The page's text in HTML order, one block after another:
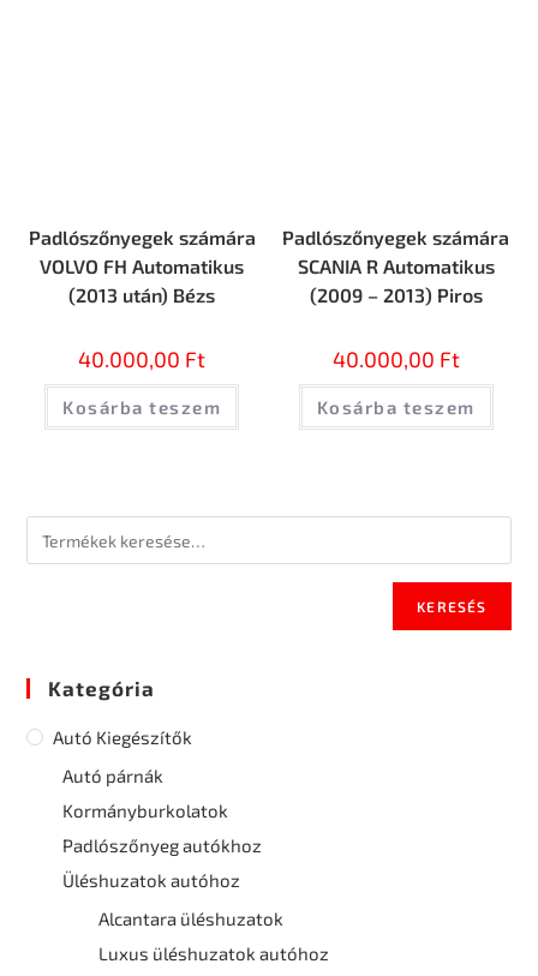
Padlószőnyegek számára
VOLVO FH Automatikus
(2013 után) Bézs
40.000,00 Ft
Kosárba teszem
Padlószőnyegek számára
SCANIA R Automatikus
(2009 – 2013) Piros
40.000,00 Ft
Kosárba teszem
KERESÉS
Kategória
Autó Kiegészítők
Autó párnák
Kormányburkolatok
Padlószőnyeg autókhoz
Üléshuzatok autóhoz
Alcantara üléshuzatok
Luxus üléshuzatok autóhoz